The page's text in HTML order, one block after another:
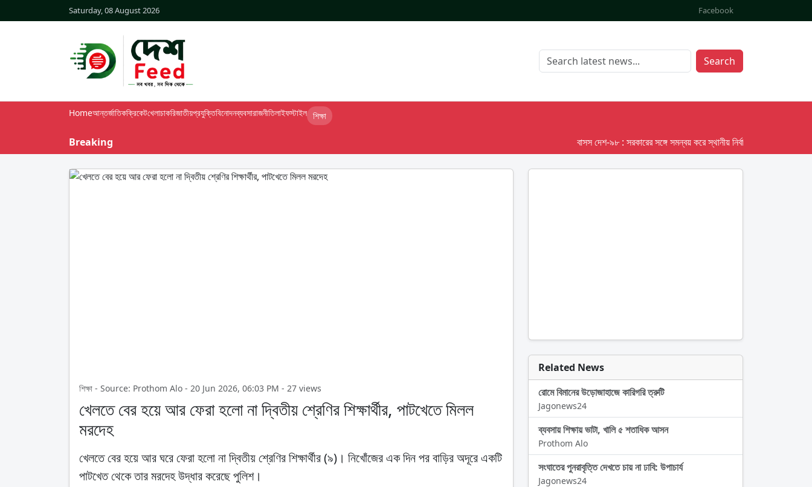
Saturday, 08 August 2026 Facebook
Search
Homeআন্তর্জাতিকক্রিকেটখেলাচাকরিজাতীয়প্রযুক্তিবিনোদনব্যবসারাজনীতিলাইফস্টাইল শিক্ষা
Breaking বাসস দেশ-৯৮ : সরকারের সঙ্গে সমন্বয় করে স্থানীয় নির্বাচনের তফসিল দেবে ইসি;
শিক্ষা - Source: Prothom Alo - 20 Jun 2026, 06:03 PM - 27 views
খেলতে বের হয়ে আর ফেরা হলো না দ্বিতীয় শ্রেণির শিক্ষার্থীর, পাটখেতে মিলল
মরদেহ
খেলতে বের হয়ে আর ঘরে ফেরা হলো না দ্বিতীয় শ্রেণির শিক্ষার্থীর (৯)। নিখোঁজের এক দিন পর বাড়ির অদূরে একটি
পাটখেত থেকে তার মরদেহ উদ্ধার করেছে পুলিশ।
Related News
রোমে বিমানের উড়োজাহাজে কারিগরি ত্রুটি
Jagonews24
ব্যবসায় শিক্ষায় ভাটা, খালি ৫ শতাধিক আসন
Prothom Alo
সংঘাতের পুনরাবৃত্তি দেখতে চায় না ঢাবি: উপাচার্য
Jagonews24